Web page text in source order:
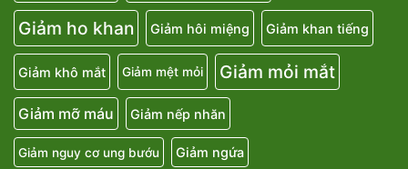
Giảm ho khan Giảm hôi miệng Giảm khan tiếng
Giảm khô mắt Giảm mệt mỏi Giảm mỏi mắt
Giảm mỡ máu Giảm nếp nhăn
Giảm nguy cơ ung bướu Giảm ngứa